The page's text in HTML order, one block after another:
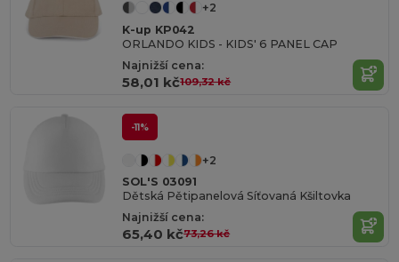
+2
K-up KP042
ORLANDO KIDS - KIDS' 6 PANEL CAP
Najnižší cena:
58,01 kč109,32 kč
-11%
+2
SOL'S 03091
Dětská Pětipanelová Síťovaná Kšiltovka
Najnižší cena:
65,40 kč73,26 kč